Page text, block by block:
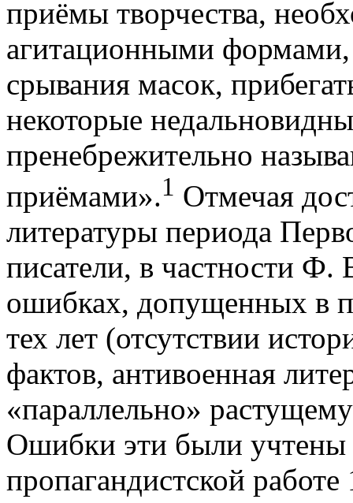
приёмы творчества,
агитационными
срывания масок,
некоторые
пренебрежительно
приёмами».1 Отмечая
литературы периода
писатели, в частности
ошибках, допущенных в
тех лет (отсутствии
фактов, антивоенная
«параллельно»
Ошибки эти были учтены
пропагандистской